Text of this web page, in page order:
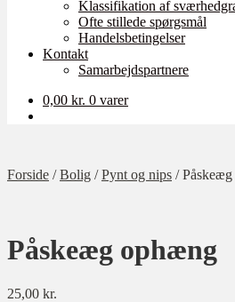
Klassifikation af
Ofte stillede spørgsmål
Handelsbetingelser
Kontakt
Samarbejdspartnere
0,00 kr. 0 varer
Forside /Bolig /Pynt og nips /
Påskeæg ophæng
25,00 kr.